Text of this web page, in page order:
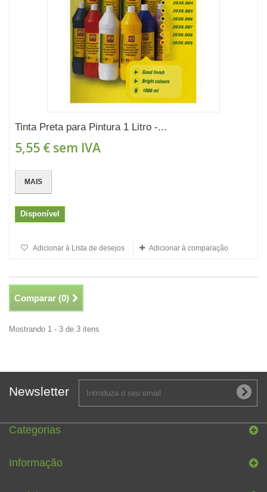
Tinta Preta para Pintura 1 Litro -...
5,55 € sem IVA
MAIS
Disponível
Adicionar à Lista de desejos Adicionar à comparação
Comparar (0)
Mostrando 1 - 3 de 3 itens
Newsletter
Categorias
Informação